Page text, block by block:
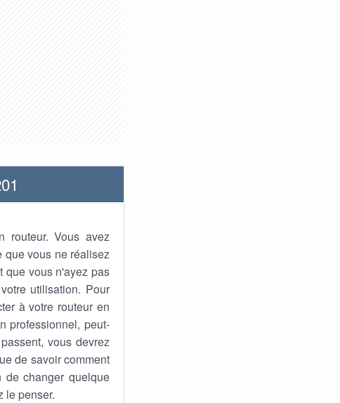
routeur. Vous avez
que vous ne réalisez
que vous n'ayez pas
utilisation. Pour
à votre routeur en
professionnel, peut-
vous devrez
de savoir comment
changer quelque
le penser.